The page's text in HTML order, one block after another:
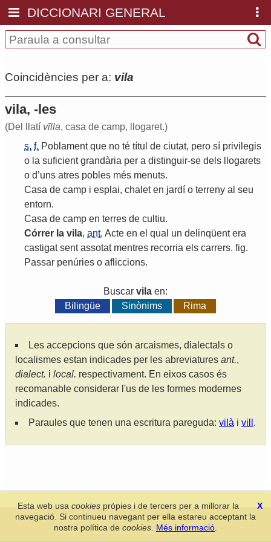
DICCIONARI GENERAL
Coincidències per a: vila
vila, -les
(Del llatí vīlla, casa de camp, llogaret.)
s. f. Poblament que no té títul de ciutat, pero sí privilegis
o la suficient grandària per a distinguir-se dels
llogarets
o d’uns atres pobles més menuts.
Casa de camp i esplai, chalet en jardí o terreny al seu
entorn.
Casa de camp en terres de cultiu.
Córrer la vila, ant. Acte en el qual un delinqüent era
castigat sent assotat mentres recorria els carrers. fig.
Passar penúries o afliccions.
Buscar vila en:
Bilingüe
Sinònims Rima
Les accepcions que són arcaismes, dialectals o
localismes estan indicades per les abreviatures ant.,
dialect. i local. respectivament. En eixos casos és
recomanable considerar l'us de les formes modernes
indicades.
Paraules que tenen una escritura pareguda: vilà i vill .
Secció de Llengua i Lliteratura Valencianes-Real Acadèmia de
Cultura Valenciana-Política de privacitat
X
Esta web usacookies pròpies i de tercers per a millorar la
navegació. Si continueu navegant per ella estareu acceptant la
nostra política de cookies Més informació